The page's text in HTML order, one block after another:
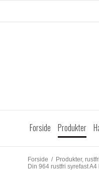
Forside Produkter
Forside / Produkter,
Din 964 rustfri syrefast